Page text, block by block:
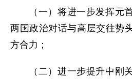
（一）将进一步发挥元
两国政治对话与高层交往势
方合力；
（二）进一步提升中刚